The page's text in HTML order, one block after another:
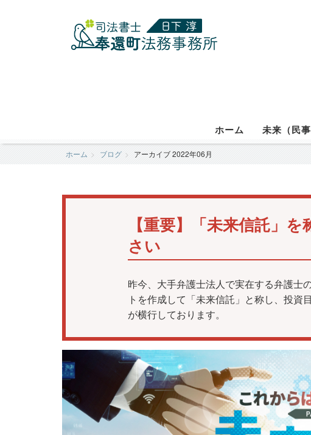
ホーム 未来（民
ホーム ブログ アーカイブ 2022年06月
【重要】「未来信託」
さい
昨今、大手弁護士法人で実在する弁護士
トを作成して「未来信託」と称し、投
が横行しております。